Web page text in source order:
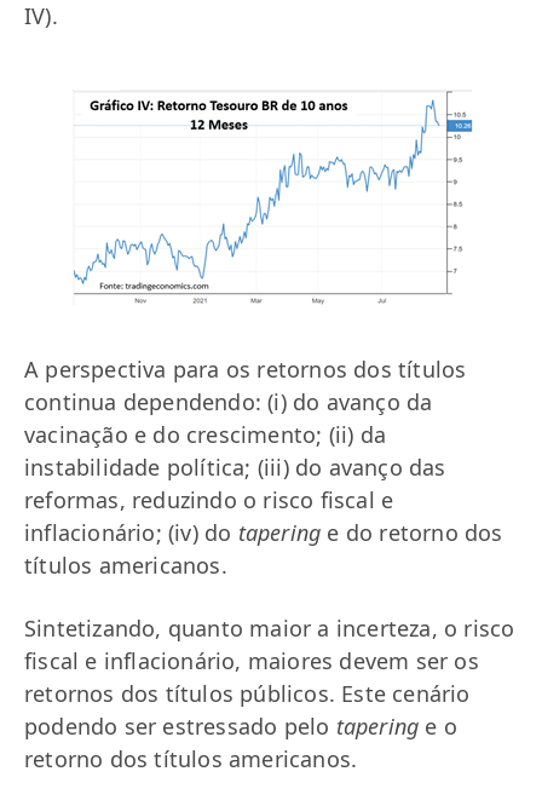
IV).
A perspectiva para os retornos dos títulos
continua dependendo: (i) do avanço da
vacinação e do crescimento; (ii) da
instabilidade política; (iii) do avanço das
reformas, reduzindo o risco fiscal e
inflacionário; (iv) do tapering e do retorno dos
títulos americanos.
Sintetizando, quanto maior a incerteza, o risco
fiscal e inflacionário, maiores devem ser os
retornos dos títulos públicos. Este cenário
podendo ser estressado pelo tapering e o
retorno dos títulos americanos.